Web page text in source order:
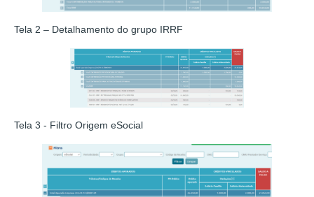
Tela 2 – Detalhamento do grupo IRRF
Tela 3 - Filtro Origem eSocial